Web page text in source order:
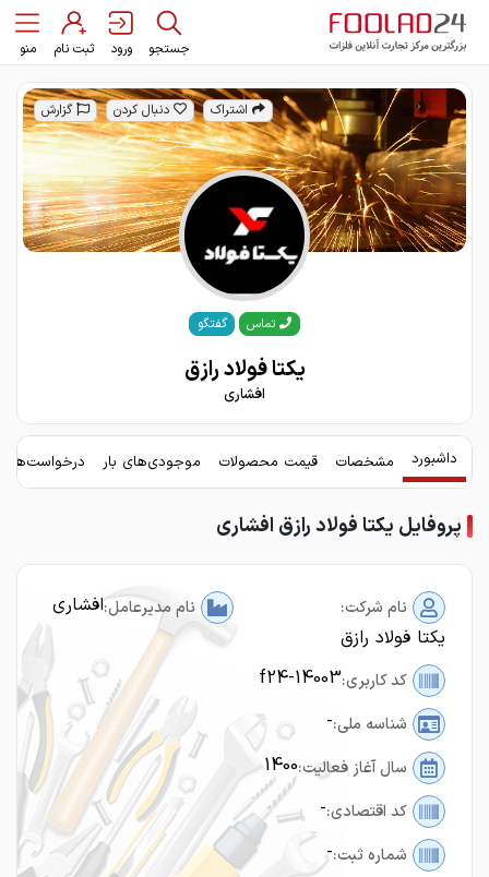
جستجو ورود ثبت نام منو
اشتراک دنبال کردن گزارش
تماس گفتگو
یکتا فولاد رازق
افشاری
داشبورد مشخصات قیمت محصولات موجودی‌های بار
پروفایل یکتا فولاد رازق افشاری
نام شرکت:
یکتا فولاد رازق
نام مدیرعامل:افشاری
کد کاربری:f24-14003
شناسه ملی:-
سال آغاز فعالیت:1400
کد اقتصادی:-
شماره ثبت:-